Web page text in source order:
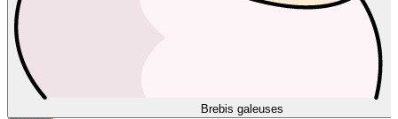
Brebis galeuses